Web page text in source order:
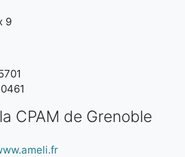
9
CPAM de Grenoble